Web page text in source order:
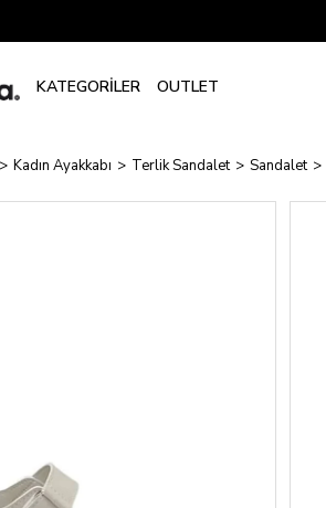
Kadın Ayakkabı Terlik Sandalet Sandalet